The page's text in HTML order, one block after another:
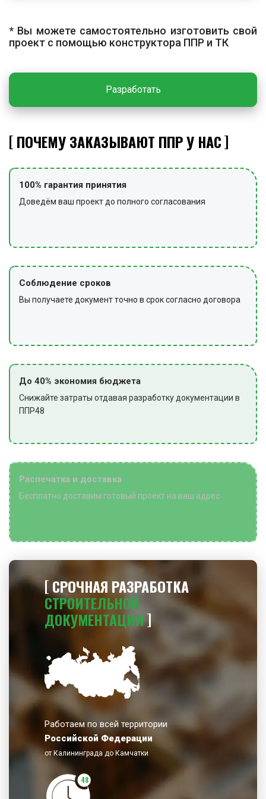
Затем марш опускают до посадки второго конца на
верхнюю площадку. После установки освобождают
ЗАКЛЮЧИТЕЛЬНЫЕ РАБОТЫ
По завершении работ убирают участок от мусора,
сигнальные ограждения и предупредительные знаки.
* Вы можете самостоятельно изготовить свой
проект с помощью конструктора ППР и ТК
Разработать
ПОЧЕМУ ЗАКАЗЫВАЮТ ППР У НАС
100% гарантия принятия
Доведём ваш проект до полного согласования
Соблюдение сроков
Вы получаете документ точно в срок согласно договора
До 40% экономия бюджета
Снижайте затраты отдавая разработку документации в
ППР48
Распечатка и доставка
Бесплатно доставим готовый проект на ваш адрес
СРОЧНАЯ РАЗРАБОТКА
СТРОИТЕЛЬНОЙ
ДОКУМЕНТАЦИИ
Работаем по всей территории
Российской Федерации
от Калининграда до Камчатки
48